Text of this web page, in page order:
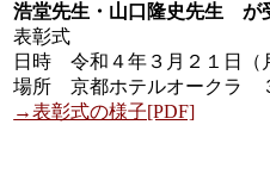
浩堂先生・ 山口隆史先生 が
表彰式
日時 令和４年３月２１日
場所 京都ホテルオークラ
→表彰式の様子[PDF]